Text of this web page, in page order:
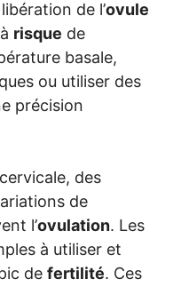
de l’ovule
risque de
basale,
ou utiliser des
précision
des
de
l’ovulation. Les
à utiliser et
de fertilité. Ces